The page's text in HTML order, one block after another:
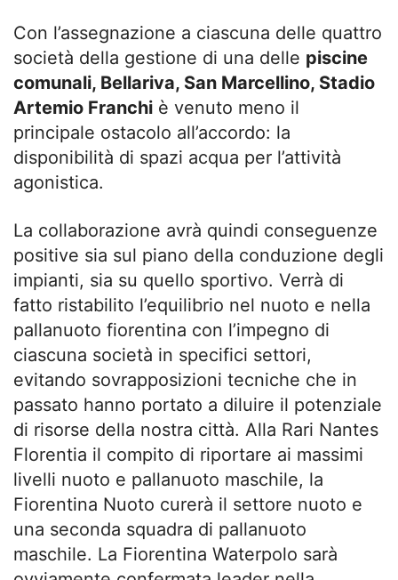
Con l’assegnazione a ciascuna delle quattro
società della gestione di una delle piscine
comunali, Bellariva, San Marcellino, Stadio
Artemio Franchi è venuto meno il
principale ostacolo all’accordo: la
disponibilità di spazi acqua per l’attività
agonistica.
La collaborazione avrà quindi conseguenze
positive sia sul piano della conduzione degli
impianti, sia su quello sportivo. Verrà di
fatto ristabilito l’equilibrio nel nuoto e nella
pallanuoto fiorentina con l’impegno di
ciascuna società in specifici settori,
evitando sovrapposizioni tecniche che in
passato hanno portato a diluire il potenziale
di risorse della nostra città. Alla Rari Nantes
Florentia il compito di riportare ai massimi
livelli nuoto e pallanuoto maschile, la
Fiorentina Nuoto curerà il settore nuoto e
una seconda squadra di pallanuoto
maschile. La Fiorentina Waterpolo sarà